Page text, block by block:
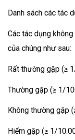
Danh sách các tác
Các tác dụng
của chúng như sau:
Rất thường gặp (≥
Thường gặp (≥ 1/
Không thường gặp
Hiếm gặp (≥ 1/